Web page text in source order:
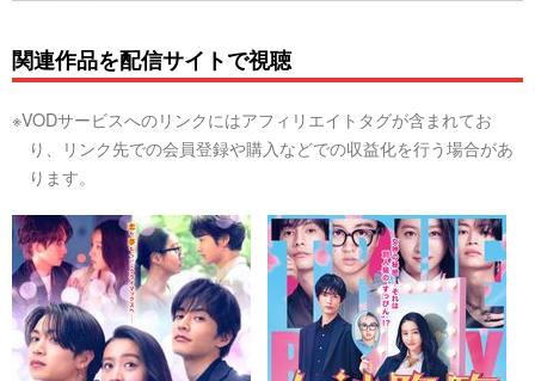
関連作品を配信サイトで視聴
※VODサービスへのリンクにはアフィリエイトタグが含まれてお
り、リンク先での会員登録や購入などでの収益化を行う場合があ
ります。